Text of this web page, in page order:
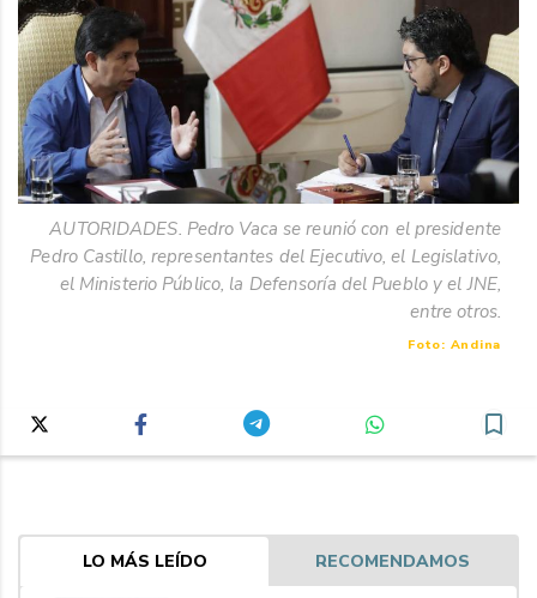
AUTORIDADES. Pedro Vaca se reunió con el presidente
Pedro Castillo, representantes del Ejecutivo, el Legislativo,
el Ministerio Público, la Defensoría del Pueblo y el JNE,
entre otros.
Foto: Andina
LO MÁS LEÍDO RECOMENDAMOS